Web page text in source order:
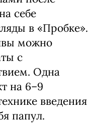
себе
в «Пробке».
можно
с
Одна
на 6–9
введения
папул.